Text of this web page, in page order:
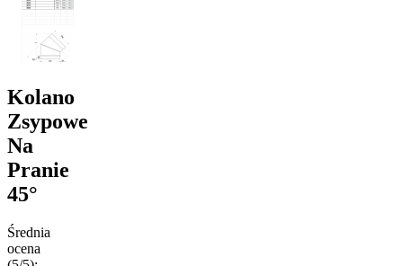
Kolano
Zsypowe
Na
Pranie
45°
Średnia
ocena